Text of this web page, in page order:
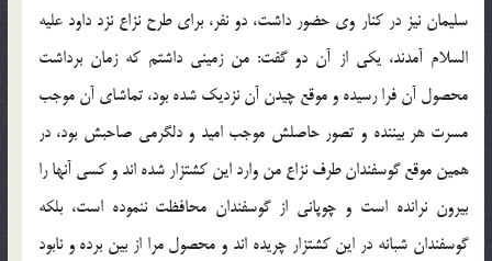
سلیمان نیز در كنار وی حضور داشت، دو نفر، برای طرح نزاع نزد داود علیه
السلام آمدند، یكی از آن دو گفت: من زمینی داشتم كه زمان برداشت
محصول آن فرا رسیده و موقع چیدن آن نزدیك شده بود، تماشای آن موجب
مسرت هر بیننده و تصور حاصلش موجب امید و دلگرمی صاحبش بود، در
همین موقع گوسفندان طرف نزاع من وارد این كشتزار شده اند و كسی آنها را
بیرون نرانده است و چوپانی از گوسفندان محافظت ننموده است، بلكه
گوسفندان شبانه در این كشتزار چریده اند و محصول مرا از بین برده و نابود